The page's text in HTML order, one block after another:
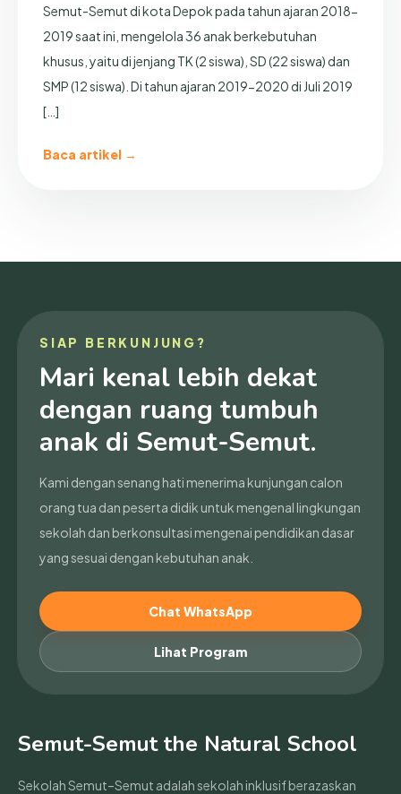
Semut-Semut di kota Depok pada tahun ajaran 2018-
2019 saat ini, mengelola 36 anak berkebutuhan
khusus, yaitu di jenjang TK (2 siswa), SD (22 siswa) dan
SMP (12 siswa). Di tahun ajaran 2019-2020 di Juli 2019
[…]
Baca artikel →
SIAP BERKUNJUNG?
Mari kenal lebih dekat
dengan ruang tumbuh
anak di Semut-Semut.
Kami dengan senang hati menerima kunjungan calon
orang tua dan peserta didik untuk mengenal lingkungan
sekolah dan berkonsultasi mengenai pendidikan dasar
yang sesuai dengan kebutuhan anak.
Chat WhatsApp
Lihat Program
Semut-Semut the Natural School
Sekolah Semut–Semut adalah sekolah inklusif berazaskan